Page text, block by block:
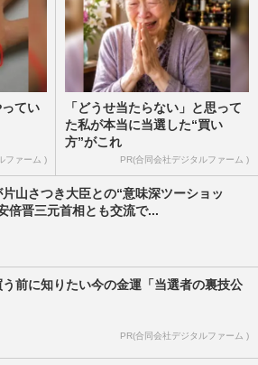
てい
ファーム )
「どうせ当たらない」と思って
た私が本当に当選した“買い
方”がこれ
PR(合同会社デジタルファーム )
山さつき大臣との“意味深ツーショッ
倍晋三元首相とも交流で...
前に知りたい今の金運「当選者の裏技公
PR(合同会社デジタルファーム )